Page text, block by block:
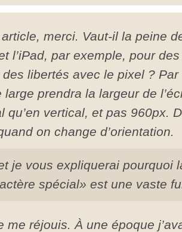
article, merci. Vaut-il la peine
l’iPad, par exemple, pour
libertés avec le pixel ?
large prendra la largeur de
qu’en vertical, et pas 960px.
on change d’orientation.
je vous expliquerai pourquoi
spécial» est une vaste
me réjouis. À une époque